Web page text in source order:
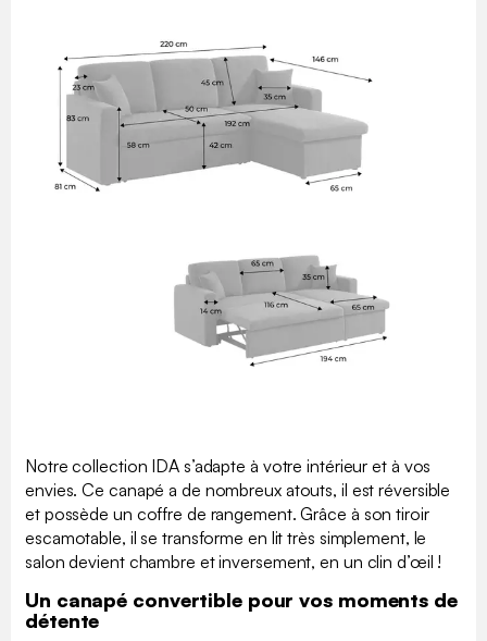
Notre collection IDA s’adapte à votre intérieur et à vos
envies. Ce canapé a de nombreux atouts, il est réversible
et possède un coffre de rangement. Grâce à son tiroir
escamotable, il se transforme en lit très simplement, le
salon devient chambre et inversement, en un clin d’œil !
Un canapé convertible pour vos moments de
détente